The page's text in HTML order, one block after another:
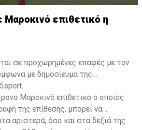
επιθετικό η
σε προχωρημένες επαφές με τον
με δημοσίευμα της
Μαροκινό επιθετικό ο οποίος
της επίθεσης, μπορεί να
αριστερά, όσο και στα δεξιά της